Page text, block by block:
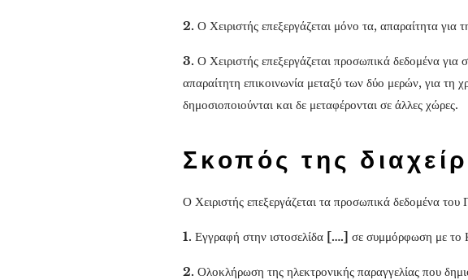
2. Ο Χειριστής επεξεργάζεται μόνο τα, απαραίτητα
3. Ο Χειριστής επεξεργάζεται προσωπικά δεδομένα
απαραίτητη επικοινωνία μεταξύ των δύο μερών, για τη
δημοσιοποιούνται και δε μεταφέρονται σε άλλες χώρες.
Σκοπός της
Ο Χειριστής επεξεργάζεται τα προσωπικά δεδομένα
1. Εγγραφή στην ιστοσελίδα [….] σε συμμόρφωση με
2. Ολοκλήρωση της ηλεκτρονικής παραγγελίας που